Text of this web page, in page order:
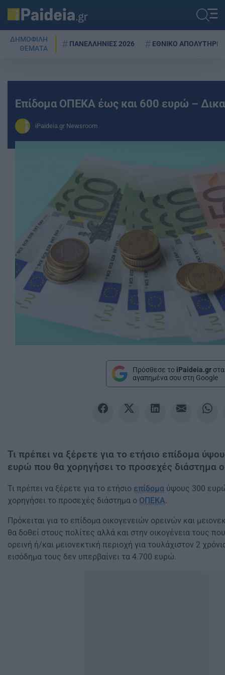
ΔΗΜΟΦΙΛΗ
ΘΕΜΑΤΑ
ΠΑΝΕΛΛΗΝΙΕΣ 2026 ΕΘΝΙΚΟ ΑΠΟΛΥΤΗΡΙΟ
Επίδομα ΟΠΕΚΑ έως και 600 ευρώ –
iPaideia.gr Newsroom
Πρόσθεσε το iPaideia.gr στα
αγαπημένα σου στη Google
Τι πρέπει να ξέρετε για το ετήσιο επίδομα
ευρώ που θα χορηγήσει το προσεχές διάστημα
Τι πρέπει να ξέρετε για το ετήσιο επίδομα ύψους 300
χορηγήσει το προσεχές διάστημα ο ΟΠΕΚΑ.
Πρόκειται για το επίδομα οικογενειών ορεινών και
θα δοθεί στους πολίτες αλλά και στην οικογένεια τους
ορεινή ή/και μειονεκτική περιοχή για τουλάχιστον 2
εισόδημα τους δεν υπερβαίνει τα 4.700 ‎‎ευρώ.